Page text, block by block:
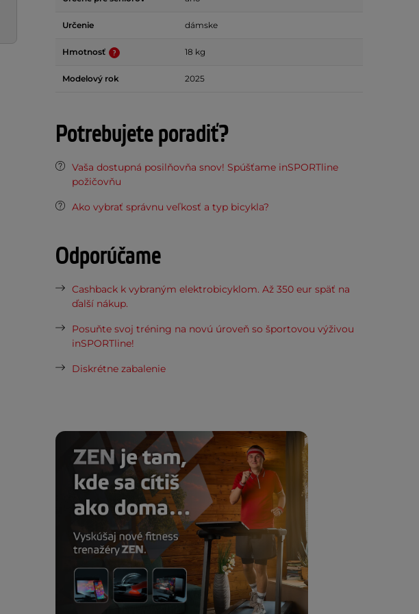
Určenie dámske
Hmotnosť 18 kg
Modelový rok 2025
Potrebujete poradiť?
Vaša dostupná posilňovňa snov! Spúšťame inSPORTline
požičovňu
Ako vybrať správnu veľkosť a typ bicykla?
Odporúčame
Cashback k vybraným elektrobicyklom. Až 350 eur späť na
ďalší nákup.
Posuňte svoj tréning na novú úroveň so športovou výživou
inSPORTline!
Diskrétne zabalenie